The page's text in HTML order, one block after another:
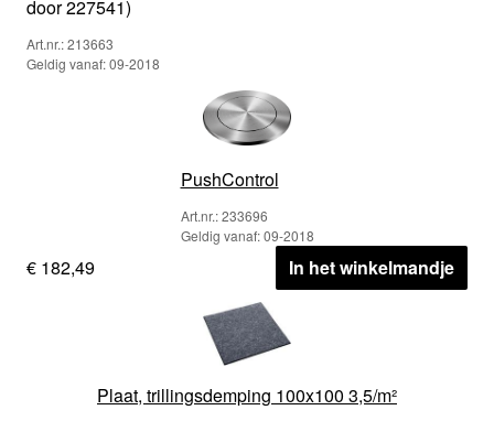
door 227541)
Art.nr.: 213663
Geldig vanaf: 09-2018
PushControl
Art.nr.: 233696
Geldig vanaf: 09-2018
€ 182,49 In het winkelmandje
Plaat, trillingsdemping 100x100 3,5/m²